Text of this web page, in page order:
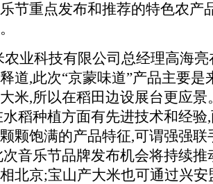
节重点发布和推荐的特色农产
农业科技有限公司总经理高海
道,此次“京蒙味道”产品主要是
米,所以在稻田边设展台更应景
稻种植方面有先进技术和经验
颗饱满的产品特征,可谓强强联
音乐节品牌发布机会将持续
北京;宝山产大米也可通过兴